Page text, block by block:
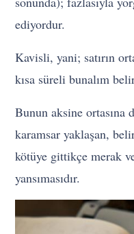
ediyordur.
Kavisli, yani; satırın
kısa süreli bunalım
Bunun aksine ortasına
karamsar yaklaşan,
kötüye gittikçe merak
yansımasıdır.